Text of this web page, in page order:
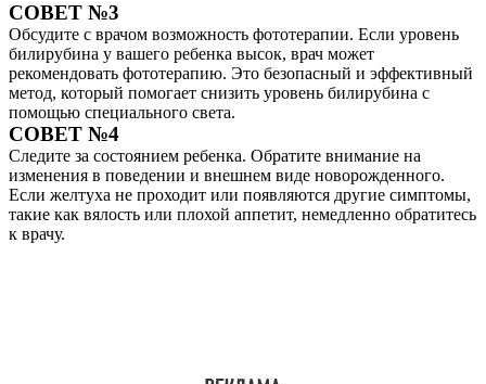
СОВЕТ №3
Обсудите с врачом возможность фототерапии. Если уровень
билирубина у вашего ребенка высок, врач может
рекомендовать фототерапию. Это безопасный и эффективный
метод, который помогает снизить уровень билирубина с
помощью специального света.
СОВЕТ №4
Следите за состоянием ребенка. Обратите внимание на
изменения в поведении и внешнем виде новорожденного.
Если желтуха не проходит или появляются другие симптомы,
такие как вялость или плохой аппетит, немедленно обратитесь
к врачу.